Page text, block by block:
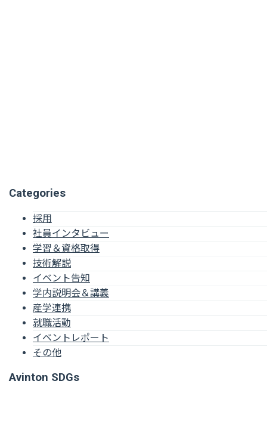
Categories
採用
社員インタビュー
学習＆資格取得
技術解説
イベント告知
学内説明会＆講義
産学連携
就職活動
イベントレポート
その他
Avinton SDGs